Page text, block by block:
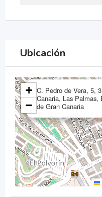
Ubicación
C. Pedro de Vera, 5,
Canaria, Las Palmas,
de Gran Canaria
+
−